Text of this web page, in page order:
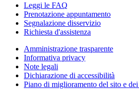
Leggi le FAQ
Prenotazione appuntamento
Segnalazione disservizio
Richiesta d'assistenza
Amministrazione trasparente
Informativa privacy
Note legali
Dichiarazione di accessibilità
Piano di miglioramento del sito e